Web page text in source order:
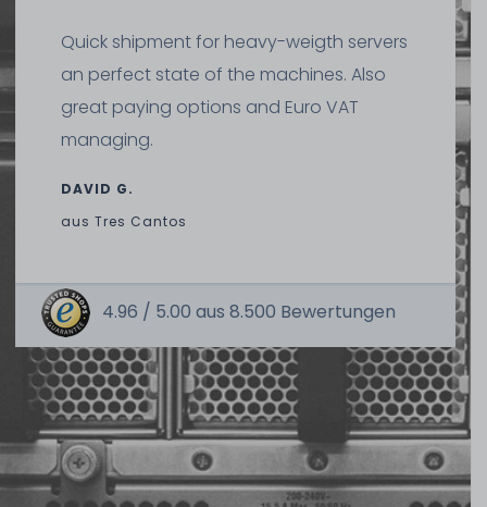
Quick shipment for heavy-weigth servers
an perfect state of the machines. Also
great paying options and Euro VAT
managing.
DAVID G.
aus Tres Cantos
4.96 / 5.00 aus 8.500 Bewertungen